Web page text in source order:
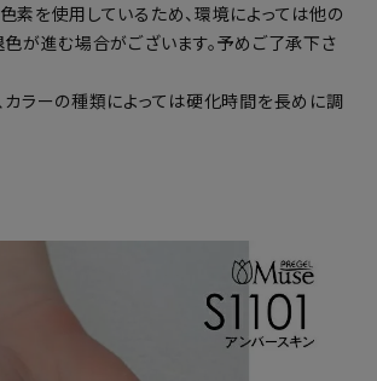
を使用しているため、環境によっては他の
色が進む場合がございます。予めご了承下さ
ラーの種類によっては硬化時間を長めに調